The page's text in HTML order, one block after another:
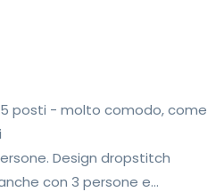
posti - molto comodo, come
Design dropstitch
con 3 persone e...